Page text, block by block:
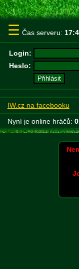
☰ Čas serveru:
Login:
Heslo:
IW.cz na facebooku
Nyní je online hráčů: 0